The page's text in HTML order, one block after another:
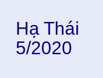
Hạ Thái
5/2020